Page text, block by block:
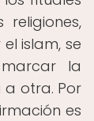
religiones,
islam, se
la
otra. Por
es